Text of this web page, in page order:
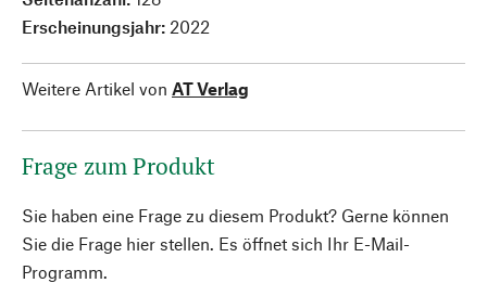
Erscheinungsjahr: 2022
Weitere Artikel von AT Verlag
Frage zum Produkt
Sie haben eine Frage zu diesem Produkt? Gerne können
Sie die Frage hier stellen. Es öffnet sich Ihr E-Mail-
Programm.